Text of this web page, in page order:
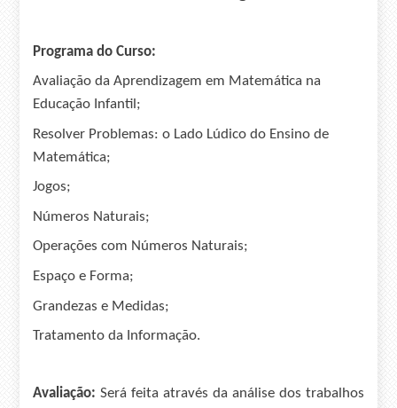
Programa do Curso:
Avaliação da Aprendizagem em Matemática na
Educação Infantil;
Resolver Problemas: o Lado Lúdico do Ensino de
Matemática;
Jogos;
Números Naturais;
Operações com Números Naturais;
Espaço e Forma;
Grandezas e Medidas;
Tratamento da Informação.
Avaliação:Será feita através da análise dos trabalhos